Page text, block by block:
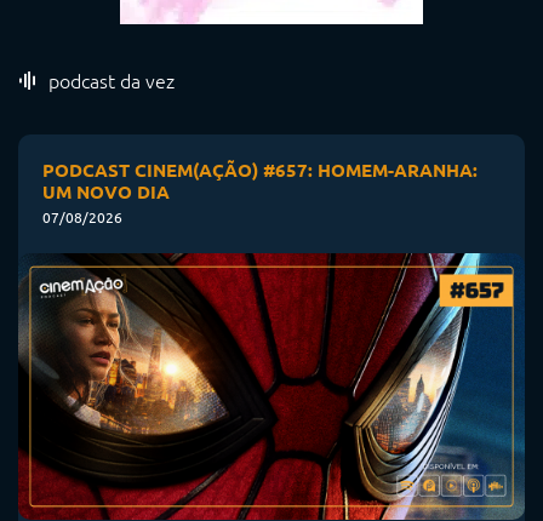
podcast da vez
PODCAST CINEM(AÇÃO) #657: HOMEM-ARANHA:
UM NOVO DIA
07/08/2026